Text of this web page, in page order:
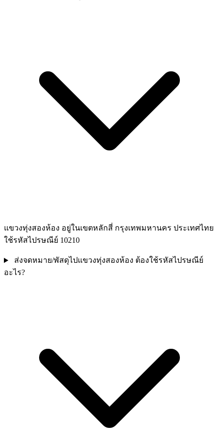
แขวงทุ่งสองห้อง อยู่ในเขตหลักสี่ กรุงเทพมหานคร ประเทศไทย
ใช้รหัสไปรษณีย์ 10210
ส่งจดหมาย/พัสดุไปแขวงทุ่งสองห้อง ต้องใช้รหัสไปรษณีย์
อะไร?